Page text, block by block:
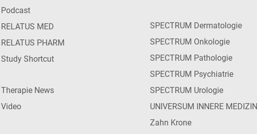
Podcast
RELATUS MED
RELATUS PHARM
Study Shortcut
Therapie News
Video
SPECTRUM Dermatologie
SPECTRUM Onkologie
SPECTRUM Pathologie
SPECTRUM Psychiatrie
SPECTRUM Urologie
UNIVERSUM INNERE MEDIZIN
Zahn Krone